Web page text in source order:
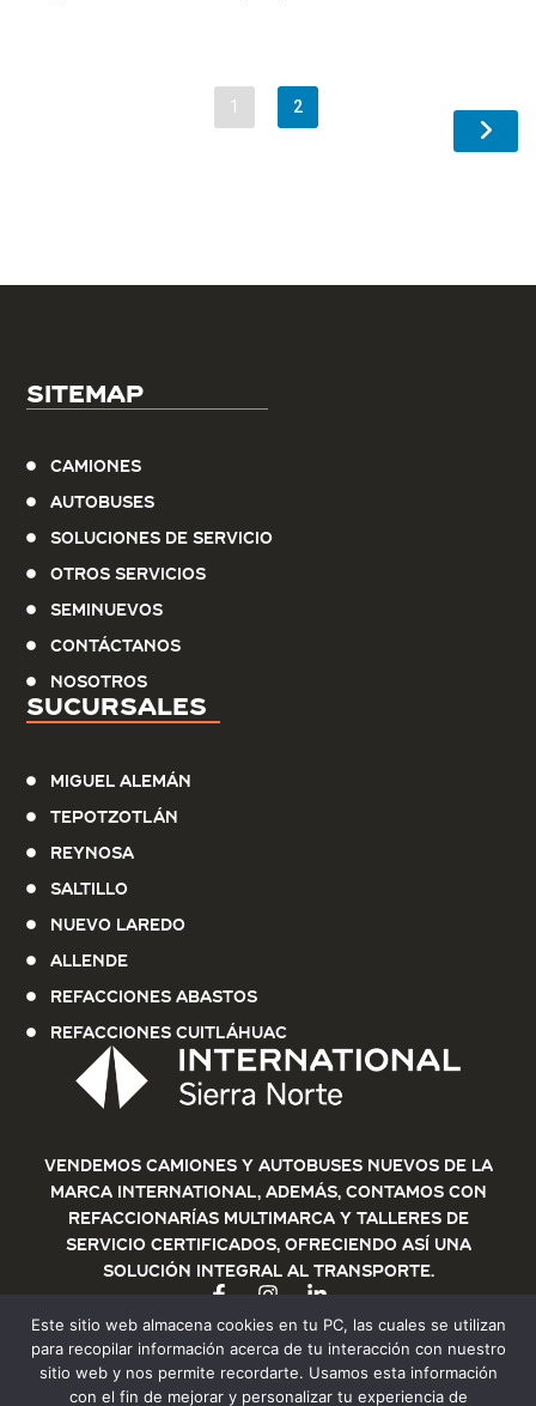
1 2
Vendemos Camiones y Autobuses nuevos de la
marca International, además, contamos con
refaccionarías multimarca y talleres de
servicio certificados, ofreciendo así una
solución integral al transporte.
Sucursales
Miguel Alemán
Tepotzotlán
Reynosa
Saltillo
Nuevo Laredo
Allende
Refacciones Abastos
Refacciones Cuitláhuac
Sitemap
Camiones
Autobuses
Soluciones de servicio
Otros Servicios
Seminuevos
Contáctanos
Nosotros
Este sitio web almacena cookies en tu PC, las cuales se utilizan
para recopilar información acerca de tu interacción con nuestro
sitio web y nos permite recordarte. Usamos esta información
con el fin de mejorar y personalizar tu experiencia de